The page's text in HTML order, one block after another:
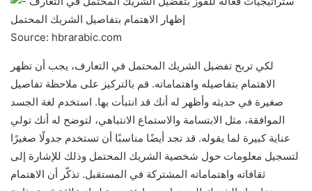
Source: hbrarabic.com
لكي تربح تفضيل الشريك المحتمل في التعارف، يجب أن تظهر
الاهتمام بتفاصيله واهتماماته. قم بالتركيز على ملاحظة تفاصيل
صغيرة في حديثه وأظهر له أنك قد انتبأت بها. استخدم لغة الجسد
الموافقة، مثل الابتسامة والاستماع الانتباهي، لتوضح له أنك تولي
عناية كبيرة لما يقوله. قد تجد أيضًا مناسبًا أن تستخدم جدولًا صغيرًا
لتسجيل معلومات حول شخصية الشريك المحتمل وذلك للإشارة إلى
ثقافاته واهتماماته المشتركة في المستقبل. تذكّر أن الاهتمام